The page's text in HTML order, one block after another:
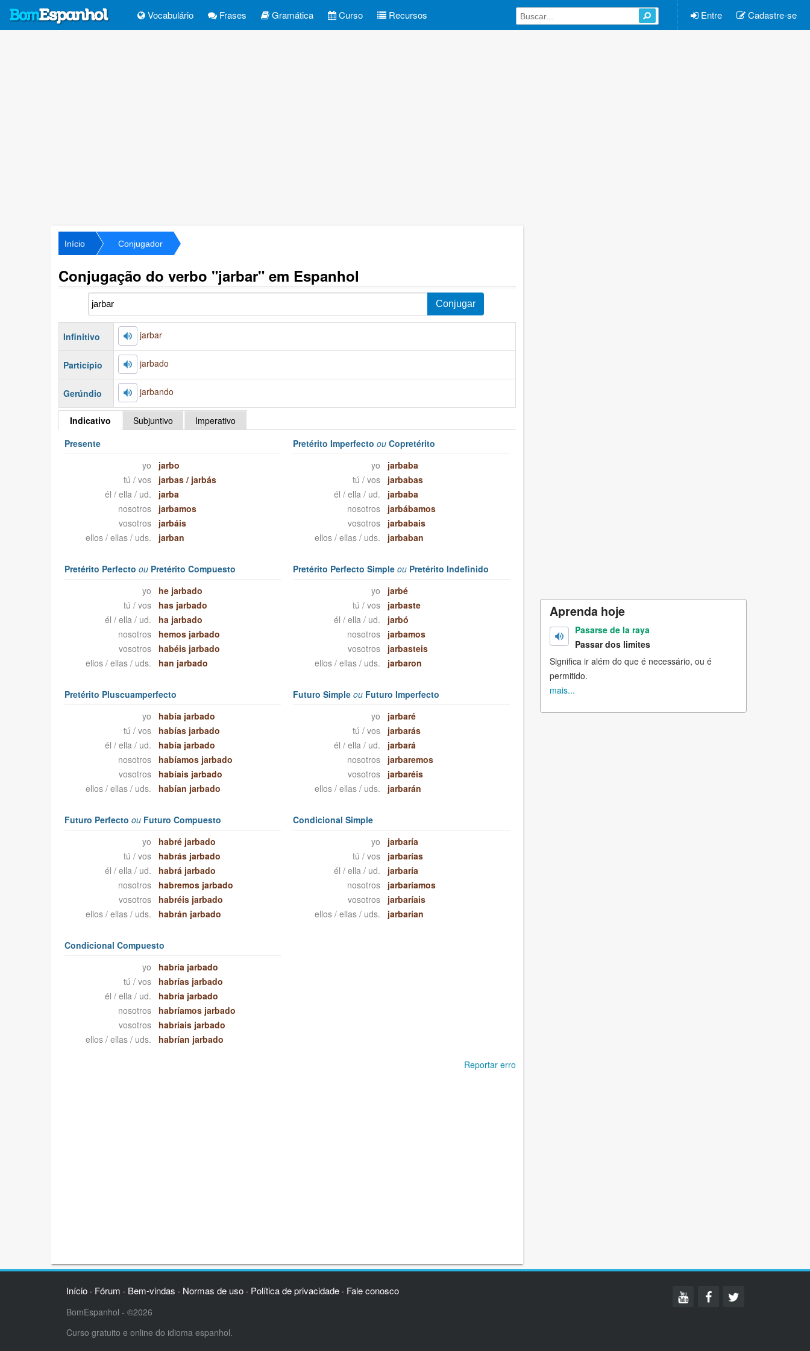
Vocabulário Frases Gramática Curso Recursos Entre Cadastre-se
Início Conjugador
Conjugação do verbo "jarbar" em Espanhol
Infinitivo jarbar
Particípio jarbado
Gerúndio jarbando
Indicativo Subjuntivo
Imperativo
Presente
yo
jarbo
tú / vos
jarbas / jarbás
él / ella / ud.
jarba
nosotros
jarbamos
vosotros
jarbáis
ellos / ellas / uds.
jarban
Pretérito Imperfectoou Copretérito
yo
jarbaba
tú / vos
jarbabas
él / ella / ud.
jarbaba
nosotros
jarbábamos
vosotros
jarbabais
ellos / ellas / uds.
jarbaban
Pretérito Perfecto ouPretérito Compuesto
yo
he jarbado
tú / vos
has jarbado
él / ella / ud.
ha jarbado
nosotros
hemos jarbado
vosotros
habéis jarbado
ellos / ellas / uds.
han jarbado
Pretérito Perfecto Simpleou Pretérito Indefinido
yo
jarbé
tú / vos
jarbaste
él / ella / ud.
jarbó
nosotros
jarbamos
vosotros
jarbasteis
ellos / ellas / uds.
jarbaron
Pretérito Pluscuamperfecto
yo
había jarbado
tú / vos
habías jarbado
él / ella / ud.
había jarbado
nosotros
habíamos jarbado
vosotros
habíais jarbado
ellos / ellas / uds.
habían jarbado
Futuro Simpleou Futuro Imperfecto
yo
jarbaré
tú / vos
jarbarás
él / ella / ud.
jarbará
nosotros
jarbaremos
vosotros
jarbaréis
ellos / ellas / uds.
jarbarán
Futuro Perfecto ouFuturo Compuesto
yo
habré jarbado
tú / vos
habrás jarbado
él / ella / ud.
habrá jarbado
nosotros
habremos jarbado
vosotros
habréis jarbado
ellos / ellas / uds.
habrán jarbado
Condicional Simple
yo
jarbaría
tú / vos
jarbarías
él / ella / ud.
jarbaría
nosotros
jarbaríamos
vosotros
jarbaríais
ellos / ellas / uds.
jarbarían
Condicional Compuesto
yo
habría jarbado
tú / vos
habrías jarbado
él / ella / ud.
habría jarbado
nosotros
habríamos jarbado
vosotros
habríais jarbado
ellos / ellas / uds.
habrían jarbado
Reportar erro
Aprenda hoje
Pasarse de la raya
Passar dos limites
Significa ir além do que é necessário, ou é
permitido.
mais...
Início· Fórum · Bem-vindas · Normas de uso· Política de privacidade· Fale conosco
BomEspanhol - ©2026
Curso gratuito e online do idioma espanhol.